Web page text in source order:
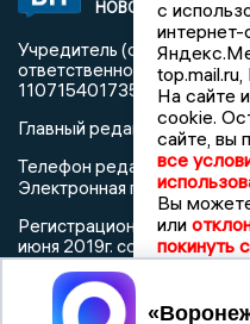
НОВОСТИ
Учредитель
ответственностью
1107154017354)
Главный редактор:
Телефон редакции: +7 (473)
Электронная почта
Регистрационный номер:
июня 2019г. согласно
зарегистрированных
выдана Федеральной
информационных
с
интернет-
На сайте
cookie.
сайте, вы
все
Вы
или
покинуть